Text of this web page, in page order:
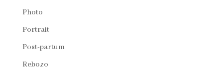
Photo
Portrait
Post-partum
Rebozo